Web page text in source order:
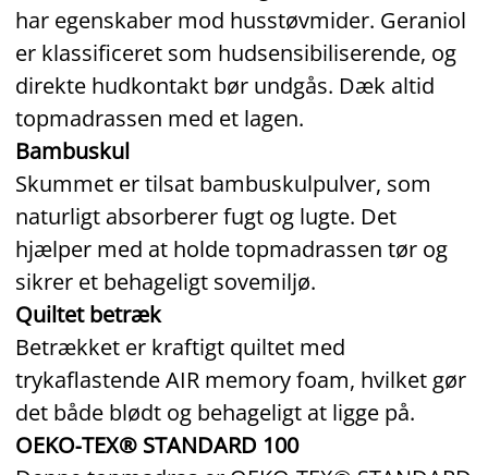
har egenskaber mod husstøvmider. Geraniol
er klassificeret som hudsensibiliserende, og
direkte hudkontakt bør undgås. Dæk altid
topmadrassen med et lagen.
Bambuskul
Skummet er tilsat bambuskulpulver, som
naturligt absorberer fugt og lugte. Det
hjælper med at holde topmadrassen tør og
sikrer et behageligt sovemiljø.
Quiltet betræk
Betrækket er kraftigt quiltet med
trykaflastende AIR memory foam, hvilket gør
det både blødt og behageligt at ligge på.
OEKO‑TEX® STANDARD 100